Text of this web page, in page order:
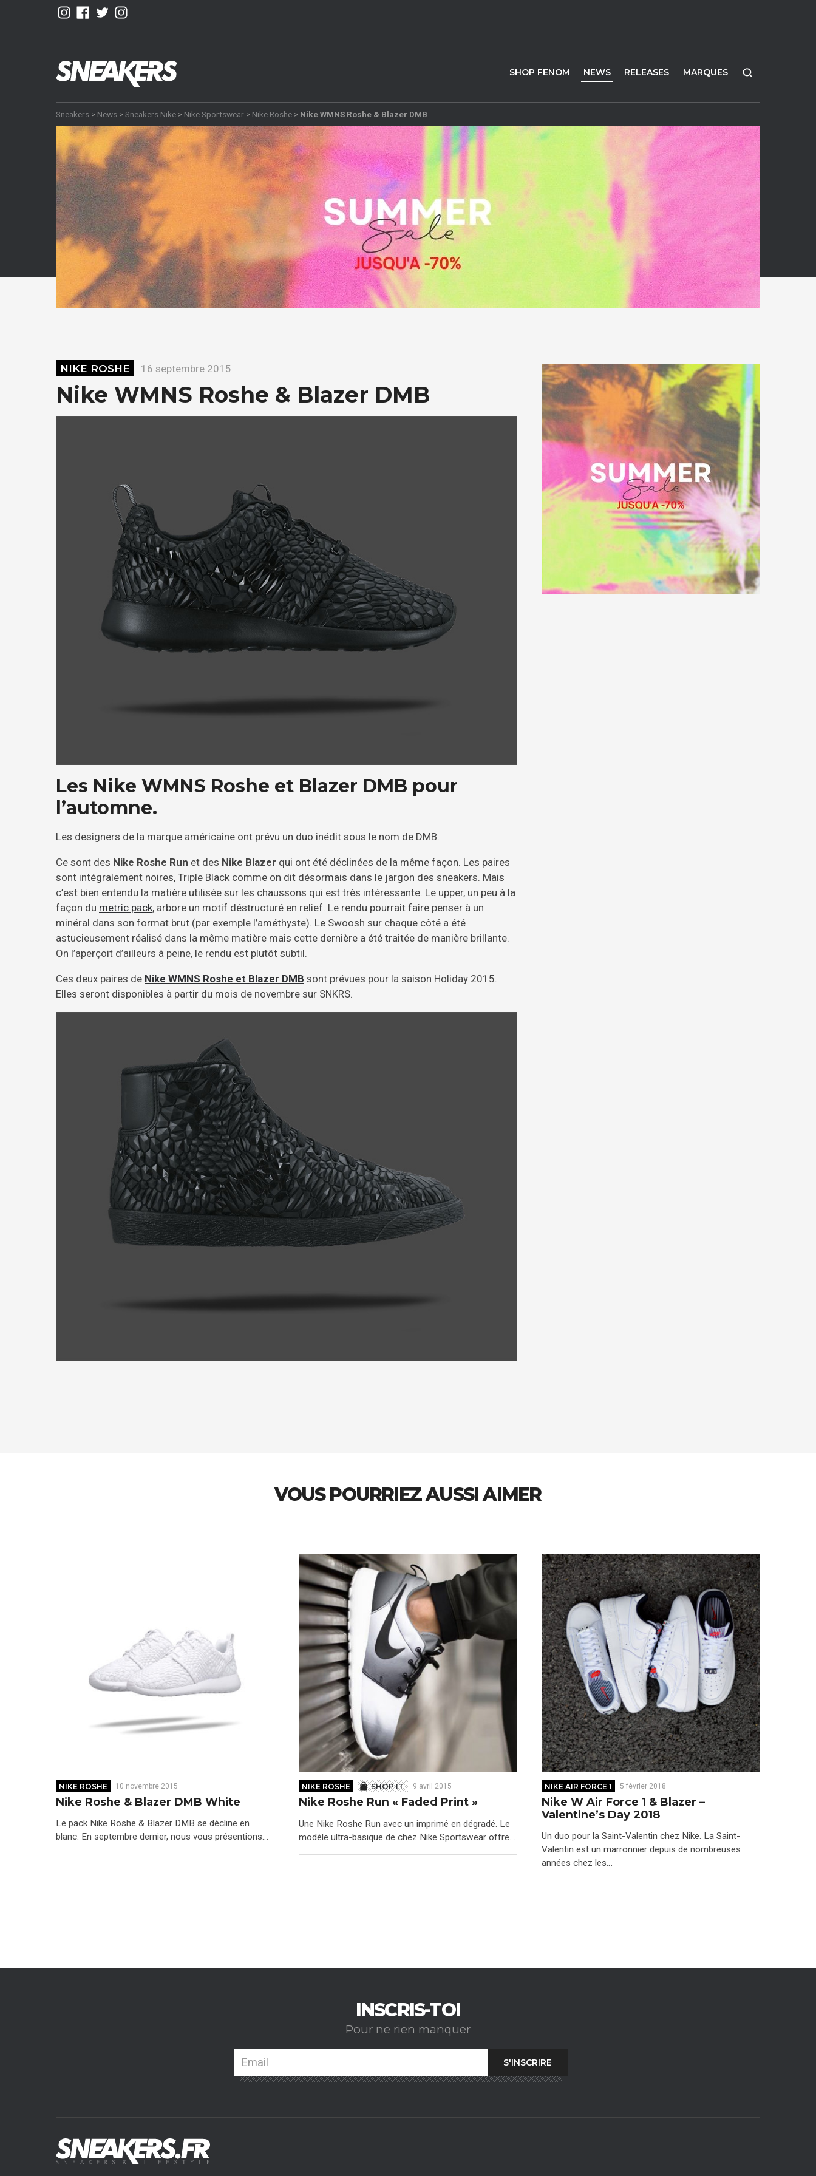
SHOP FENOM NEWS RELEASES MARQUES
Sneakers > News >Sneakers Nike > Nike Sportswear > Nike Roshe > Nike WMNS Roshe & Blazer DMB
NIKE ROSHE 16 septembre 2015
Nike WMNS Roshe & Blazer DMB
Les Nike WMNS Roshe et Blazer DMB pour
l’automne.
Les designers de la marque américaine ont prévu un duo inédit sous le nom de DMB.
Ce sont des Nike Roshe Run et des Nike Blazer qui ont été déclinées de la même façon. Les paires
sont intégralement noires, Triple Black comme on dit désormais dans le jargon des sneakers. Mais
c’est bien entendu la matière utilisée sur les chaussons qui est très intéressante. Le upper, un peu à la
façon du metric pack, arbore un motif déstructuré en relief. Le rendu pourrait faire penser à un
minéral dans son format brut (par exemple l’améthyste). Le Swoosh sur chaque côté a été
astucieusement réalisé dans la même matière mais cette dernière a été traitée de manière brillante.
On l’aperçoit d’ailleurs à peine, le rendu est plutôt subtil.
Ces deux paires de Nike WMNS Roshe et Blazer DMB sont prévues pour la saison Holiday 2015.
Elles seront disponibles à partir du mois de novembre sur SNKRS.
VOUS POURRIEZ AUSSI AIMER
NIKE ROSHE 10 novembre 2015
Nike Roshe & Blazer DMB White
Le pack Nike Roshe & Blazer DMB se décline en
blanc. En septembre dernier, nous vous présentions…
NIKE ROSHE SHOP IT 9 avril 2015
Nike Roshe Run « Faded Print »
Une Nike Roshe Run avec un imprimé en dégradé. Le
modèle ultra-basique de chez Nike Sportswear offre…
NIKE AIR FORCE 1 5 février 2018
Nike W Air Force 1 & Blazer –
Valentine’s Day 2018
Un duo pour la Saint-Valentin chez Nike. La Saint-
Valentin est un marronnier depuis de nombreuses
années chez les…
INSCRIS-TOI
Pour ne rien manquer